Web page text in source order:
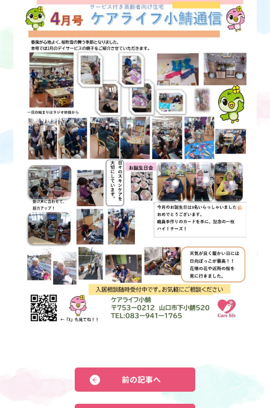
前の記事へ